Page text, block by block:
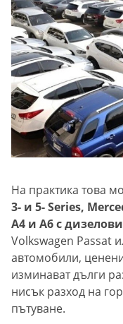
На практика това
3- и 5- Series,
A4 и A6 с
Volkswagen Passat
автомобили,
изминават дълги
нисък разход на
пътуване.